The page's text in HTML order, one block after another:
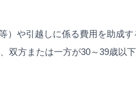
）や引越しに係る費用を助成す
双方または一方が30～39歳以